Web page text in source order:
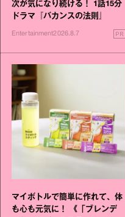
次が気になり続ける！ 1話15分
ドラマ『バカンスの法則』
Entertainment2026.8.7 PR
マイボトルで簡単に作れて、体
も心も元気に！ 《「ブレンデ